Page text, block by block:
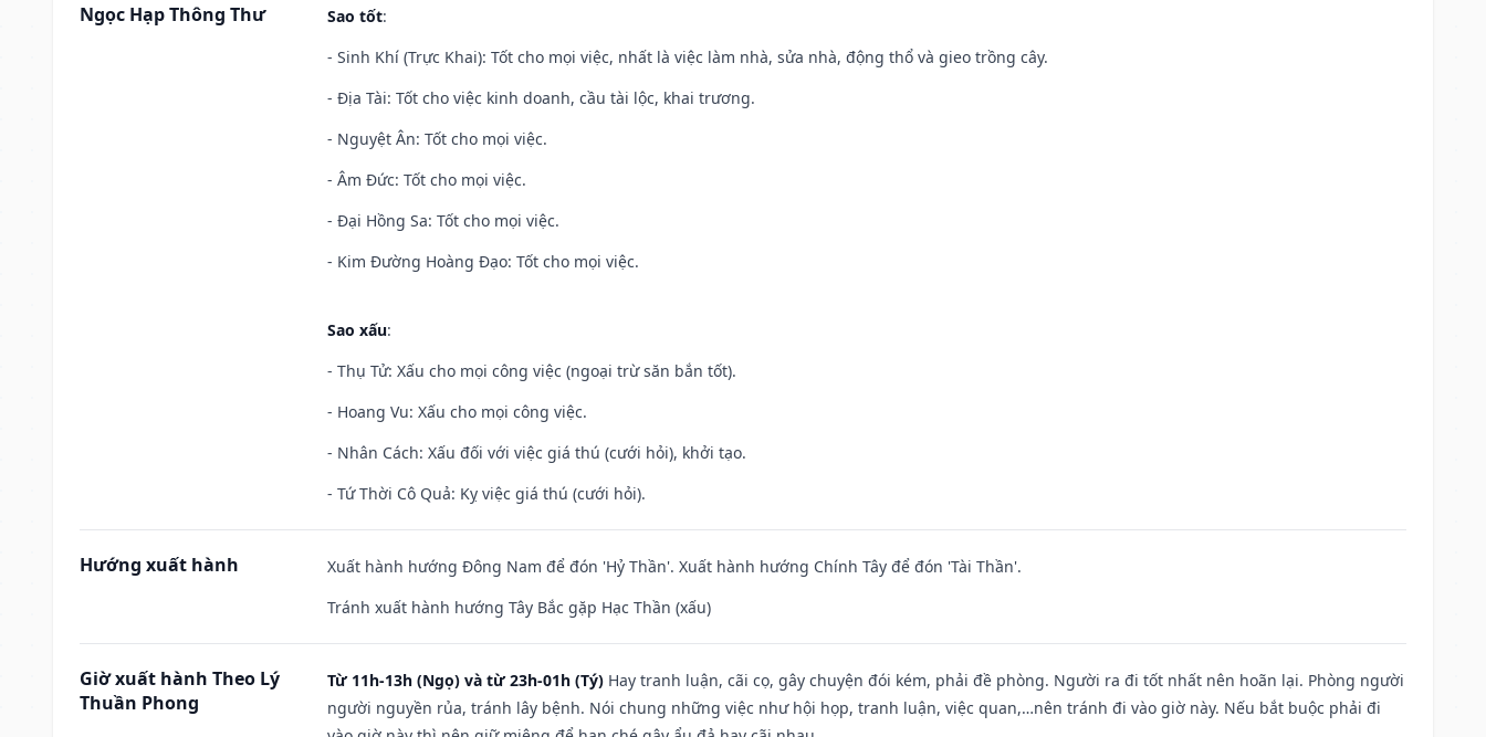
Ngọc Hạp Thông Thư Sao tốt:
- Sinh Khí (Trực Khai): Tốt cho mọi việc, nhất là việc làm nhà, sửa nhà, động thổ và gieo trồng cây.
- Địa Tài: Tốt cho việc kinh doanh, cầu tài lộc, khai trương.
- Nguyệt Ân: Tốt cho mọi việc.
- Âm Đức: Tốt cho mọi việc.
- Đại Hồng Sa: Tốt cho mọi việc.
- Kim Đường Hoàng Đạo: Tốt cho mọi việc.
Sao xấu:
- Thụ Tử: Xấu cho mọi công việc (ngoại trừ săn bắn tốt).
- Hoang Vu: Xấu cho mọi công việc.
- Nhân Cách: Xấu đối với việc giá thú (cưới hỏi), khởi tạo.
- Tứ Thời Cô Quả: Kỵ việc giá thú (cưới hỏi).
Hướng xuất hành
Xuất hành hướng Đông Nam để đón 'Hỷ Thần'. Xuất hành hướng Chính Tây để đón 'Tài Thần'.
Tránh xuất hành hướng Tây Bắc gặp Hạc Thần (xấu)
Giờ xuất hành Theo Lý
Thuần Phong
Từ 11h-13h (Ngọ) và từ 23h-01h (Tý) Hay tranh luận, cãi cọ, gây chuyện đói kém, phải đề phòng. Người ra đi tốt nhất nên hoãn lại. Phòng người
người nguyền rủa, tránh lây bệnh. Nói chung những việc như hội họp, tranh luận, việc quan,…nên tránh đi vào giờ này. Nếu bắt buộc phải đi